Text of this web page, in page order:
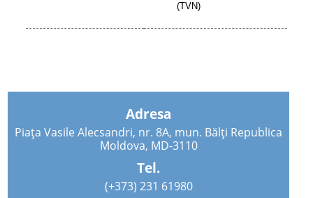
(TVN)
Adresa
Piața Vasile Alecsandri, nr. 8A, mun. Bălți Republica
Moldova, MD-3110
Tel.
(+373) 231 61980